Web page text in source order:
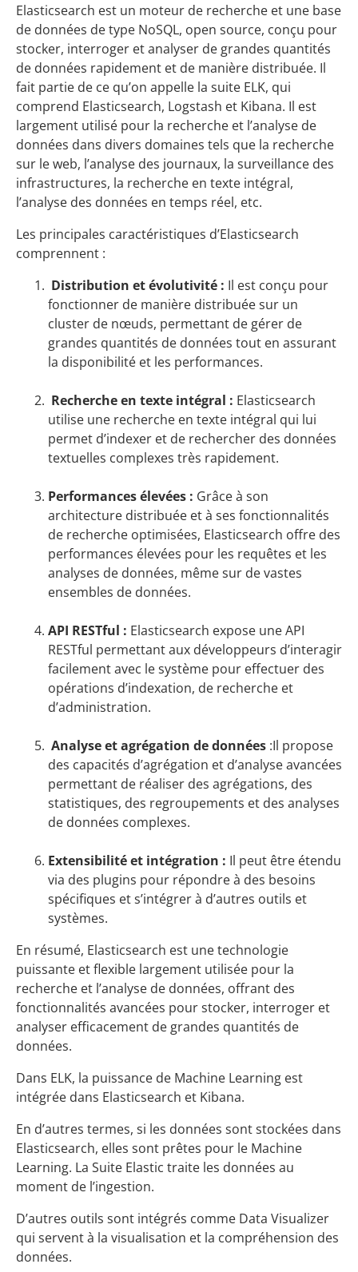
Elasticsearch est un moteur de recherche et une base
de données de type NoSQL, open source, conçu pour
stocker, interroger et analyser de grandes quantités
de données rapidement et de manière distribuée. Il
fait partie de ce qu’on appelle la suite ELK, qui
comprend Elasticsearch, Logstash et Kibana. Il est
largement utilisé pour la recherche et l’analyse de
données dans divers domaines tels que la recherche
sur le web, l’analyse des journaux, la surveillance des
infrastructures, la recherche en texte intégral,
l’analyse des données en temps réel, etc.
Les principales caractéristiques d’Elasticsearch
comprennent :
Distribution et évolutivité : Il est conçu pour
fonctionner de manière distribuée sur un
cluster de nœuds, permettant de gérer de
grandes quantités de données tout en assurant
la disponibilité et les performances.
Recherche en texte intégral : Elasticsearch
utilise une recherche en texte intégral qui lui
permet d’indexer et de rechercher des données
textuelles complexes très rapidement.
Performances élevées : Grâce à son
architecture distribuée et à ses fonctionnalités
de recherche optimisées, Elasticsearch offre des
performances élevées pour les requêtes et les
analyses de données, même sur de vastes
ensembles de données.
API RESTful : Elasticsearch expose une API
RESTful permettant aux développeurs d’interagir
facilement avec le système pour effectuer des
opérations d’indexation, de recherche et
d’administration.
Analyse et agrégation de données :Il propose
des capacités d’agrégation et d’analyse avancées
permettant de réaliser des agrégations, des
statistiques, des regroupements et des analyses
de données complexes.
Extensibilité et intégration : Il peut être étendu
via des plugins pour répondre à des besoins
spécifiques et s’intégrer à d’autres outils et
systèmes.
En résumé, Elasticsearch est une technologie
puissante et flexible largement utilisée pour la
recherche et l’analyse de données, offrant des
fonctionnalités avancées pour stocker, interroger et
analyser efficacement de grandes quantités de
données.
Dans ELK, la puissance de Machine Learning est
intégrée dans Elasticsearch et Kibana.
En d’autres termes, si les données sont stockées dans
Elasticsearch, elles sont prêtes pour le Machine
Learning. La Suite Elastic traite les données au
moment de l’ingestion.
D’autres outils sont intégrés comme Data Visualizer
qui servent à la visualisation et la compréhension des
données.